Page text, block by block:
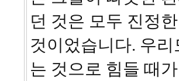
던 것은 모두 진정
것이었습니다. 우
는 것으로 힘들 때